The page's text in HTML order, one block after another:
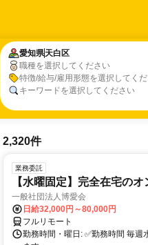
愛知県天白区
職種を選択してください
特徴/給与/雇用形態を選択してく
キーワードを選択してください
愛知県天白区
職種、特徴、キーワードを選択し
2,320件
業務委託
【水曜固定】完全在宅の
一般社団法人博愛会
日給32,000円～80,000円
フルリモート
勤務時間・曜日: ✅勤務時間 毎